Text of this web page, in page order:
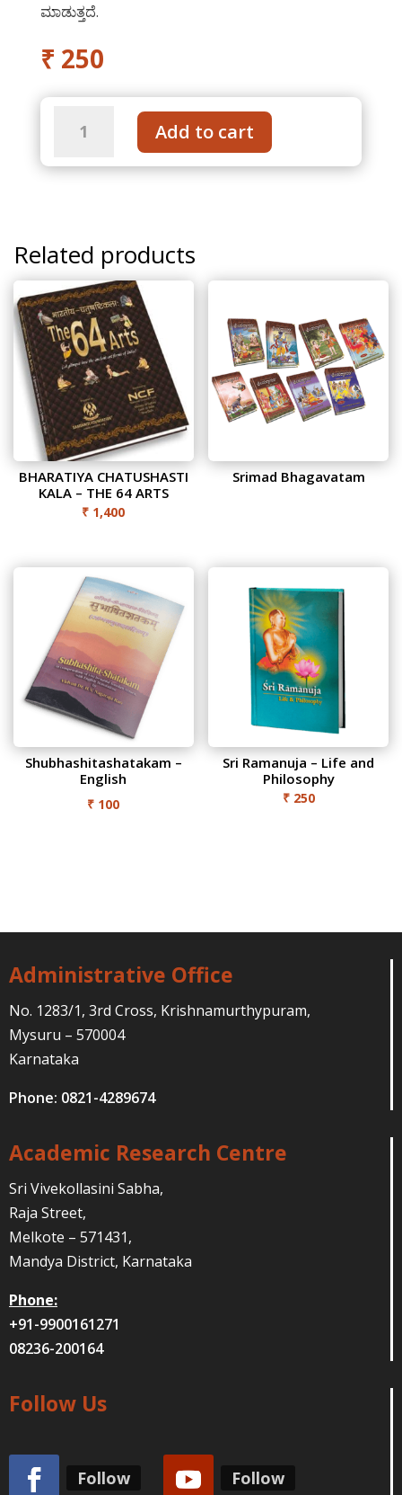
ಮಾಡುತ್ತದೆ.
₹ 250
Ramanuja
–
-
Kannada
quantity
Add to cart
Related products
BHARATIYA CHATUSHASTI
KALA – THE 64 ARTS
₹ 1,400
Srimad Bhagavatam
Shubhashitashatakam –
English
₹ 100
Sri Ramanuja – Life and
Philosophy
₹250
Administrative Office
No. 1283/1, 3rd Cross, Krishnamurthypuram,
Mysuru – 570004
Karnataka
Phone: 0821-4289674
Academic Research Centre
Sri Vivekollasini Sabha,
Raja Street,
Melkote – 571431,
Mandya District, Karnataka
Phone:
+91-9900161271
08236-200164
Follow Us
Follow Follow